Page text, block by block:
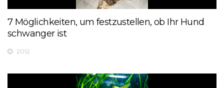
7 Möglichkeiten, um festzustellen, ob Ihr Hund
schwanger ist
2012